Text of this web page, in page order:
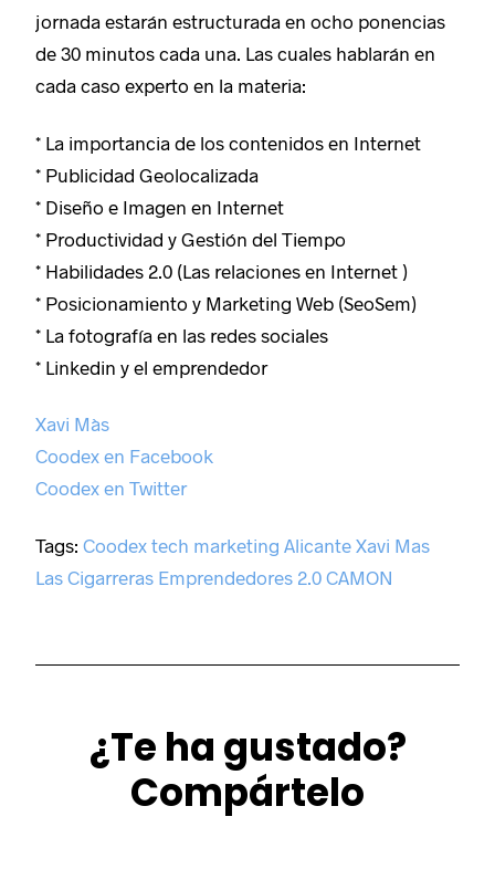
jornada estarán estructurada en ocho ponencias
de 30 minutos cada una. Las cuales hablarán en
cada caso experto en la materia:
* La importancia de los contenidos en Internet
* Publicidad Geolocalizada
* Diseño e Imagen en Internet
* Productividad y Gestión del Tiempo
* Habilidades 2.0 (Las relaciones en Internet )
* Posicionamiento y Marketing Web (SeoSem)
* La fotografía en las redes sociales
* Linkedin y el emprendedor
Xavi Màs
Coodex en Facebook
Coodex en Twitter
Tags:Coodex tech marketing Alicante Xavi Mas
Las Cigarreras Emprendedores 2.0 CAMON
¿Te ha gustado?
Compártelo